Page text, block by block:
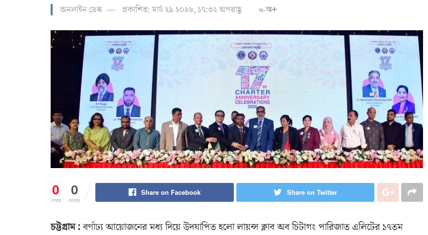
অনলাইন ডেস্ক প্রকাশিত: মার্চ ২৯ ২০২৬, ১৭:৩২ অপরাহ্ণ অ-অ+
0
শেয়ার
0
দেখেছে
Share on Facebook Share on Twitter
চট্টগ্রাম :বর্ণাঢ্য আয়োজনের মধ্য দিয়ে উদযাপিত হলো লায়ন্স ক্লাব অব চিটাগং পারিজাত এলিটের ১৭তম